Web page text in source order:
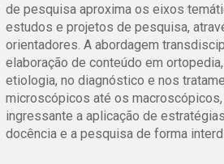
de pesquisa aproxima os eixos
estudos e projetos de pesquisa,
orientadores. A abordagem
elaboração de conteúdo em
etiologia, no diagnóstico e nos
microscópicos até os
ingressante a aplicação de
docência e a pesquisa de forma